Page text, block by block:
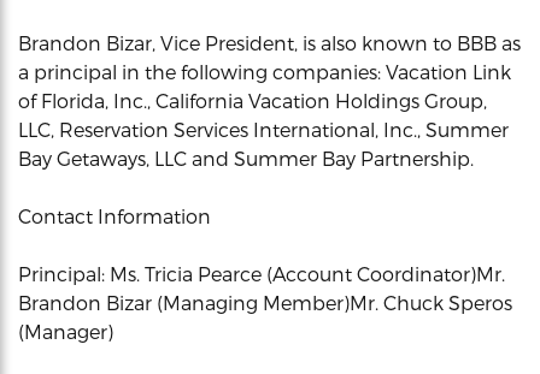
Brandon Bizar, Vice President, is also known to BBB as
a principal in the following companies: Vacation Link
of Florida, Inc., California Vacation Holdings Group,
LLC, Reservation Services International, Inc., Summer
Bay Getaways, LLC and Summer Bay Partnership.
Contact Information
Principal: Ms. Tricia Pearce (Account Coordinator)Mr.
Brandon Bizar (Managing Member)Mr. Chuck Speros
(Manager)